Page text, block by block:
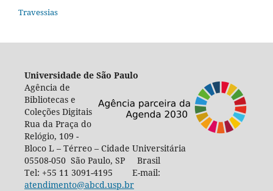
Travessias
Universidade de São Paulo
Agência de
Bibliotecas e
Coleções Digitais
Rua da Praça do
Relógio, 109 -
Bloco L – Térreo – Cidade Universitária
05508-050 São Paulo, SP Brasil
Tel: +55 11 3091-4195 E-mail:
atendimento@abcd.usp.br